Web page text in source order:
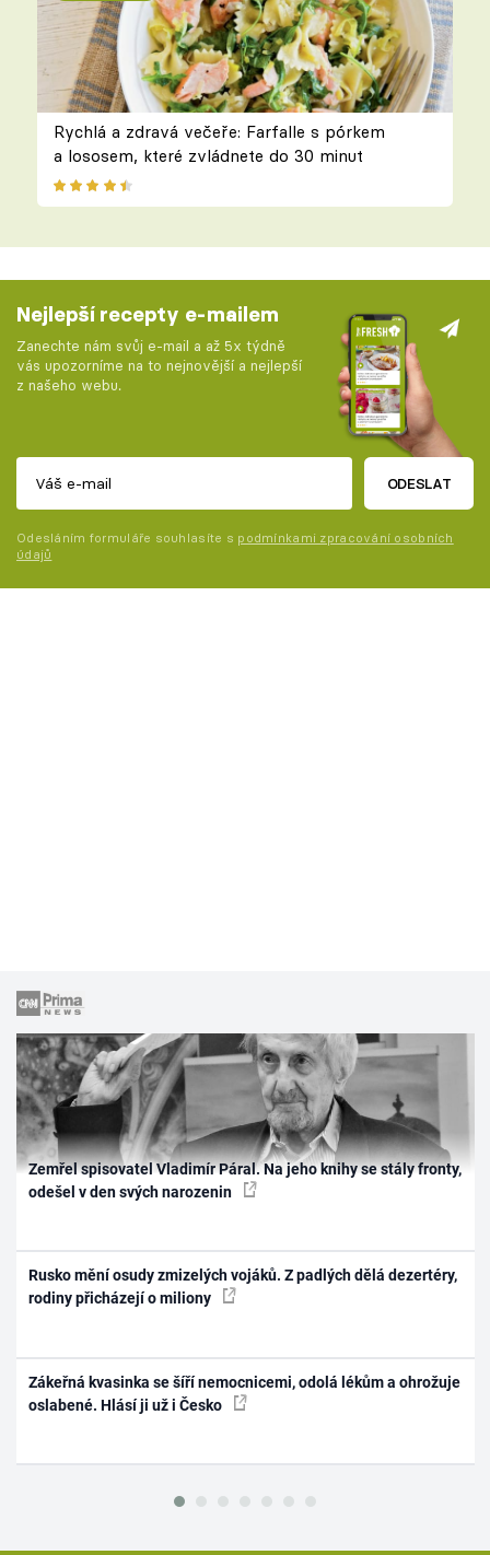
Rychlá a zdravá večeře: Farfalle s pórkem
a lososem, které zvládnete do 30 minut
Nejlepší recepty e-mailem
Zanechte nám svůj e-mail a až 5x týdně
vás upozorníme na to nejnovější a nejlepší
z našeho webu.
ODESLAT
Odesláním formuláře souhlasíte s podmínkami zpracování osobních
údajů
Zemřel spisovatel Vladimír Páral. Na jeho knihy se stály fronty,
odešel v den svých narozenin
Rusko mění osudy zmizelých vojáků. Z padlých dělá dezertéry,
rodiny přicházejí o miliony
Zákeřná kvasinka se šíří nemocnicemi, odolá lékům a ohrožuje
oslabené. Hlásí ji už i Česko